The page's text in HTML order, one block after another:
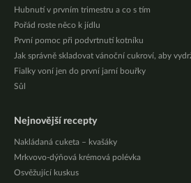
Hubnutí v prvním trimestru a co s tím
Pořád roste něco k jídlu
První pomoc při podvrtnutí kotníku
Jak správně skladovat vánoční cukroví, aby
Fialky voní jen do první jarní bouřky
Sůl
Nejnovější recepty
Nakládaná cuketa – kvašáky
Mrkvovo-dýňová krémová polévka
Osvěžující kuskus